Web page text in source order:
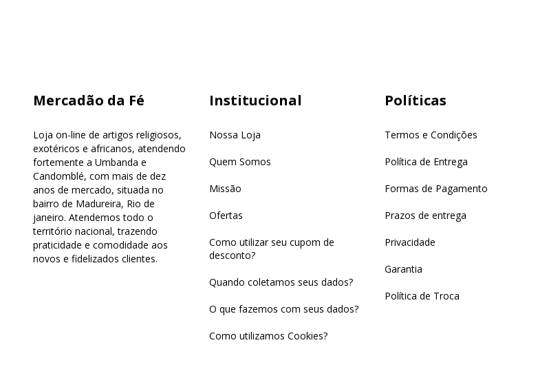
Mercadão da Fé
Loja on-line de artigos religiosos,
exotéricos e africanos, atendendo
fortemente a Umbanda e
Candomblé, com mais de dez
anos de mercado, situada no
bairro de Madureira, Rio de
janeiro. Atendemos todo o
território nacional, trazendo
praticidade e comodidade aos
novos e fidelizados clientes.
Institucional
Nossa Loja
Quem Somos
Missão
Ofertas
Como utilizar seu cupom de
desconto?
Quando coletamos seus dados?
O que fazemos com seus dados?
Como utilizamos Cookies?
Políticas
Termos e Condições
Política de Entrega
Formas de Pagamento
Prazos de entrega
Privacidade
Garantia
Política de Troca